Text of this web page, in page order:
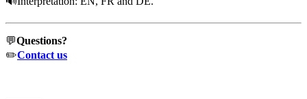
💬Questions?
✏️Contact us